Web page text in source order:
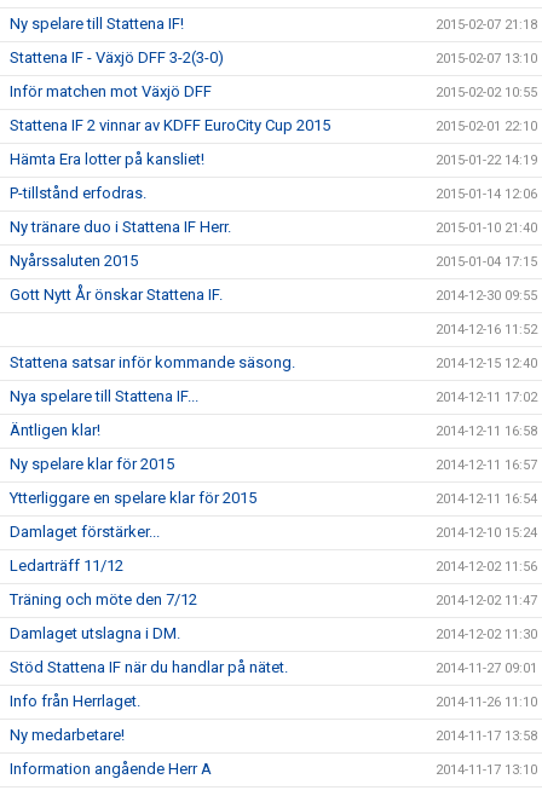
Ny spelare till Stattena IF! 2015-02-07 21:18
Stattena IF - Växjö DFF 3-2(3-0) 2015-02-07 13:10
Inför matchen mot Växjö DFF 2015-02-02 10:55
Stattena IF 2 vinnar av KDFF EuroCity Cup 2015 2015-02-01 22:10
Hämta Era lotter på kansliet! 2015-01-22 14:19
P-tillstånd erfodras. 2015-01-14 12:06
Ny tränare duo i Stattena IF Herr. 2015-01-10 21:40
Nyårssaluten 2015 2015-01-04 17:15
Gott Nytt År önskar Stattena IF. 2014-12-30 09:55
2014-12-16 11:52
Stattena satsar inför kommande säsong. 2014-12-15 12:40
Nya spelare till Stattena IF... 2014-12-11 17:02
Äntligen klar! 2014-12-11 16:58
Ny spelare klar för 2015 2014-12-11 16:57
Ytterliggare en spelare klar för 2015 2014-12-11 16:54
Damlaget förstärker... 2014-12-10 15:24
Ledarträff 11/12 2014-12-02 11:56
Träning och möte den 7/12 2014-12-02 11:47
Damlaget utslagna i DM. 2014-12-02 11:30
Stöd Stattena IF när du handlar på nätet. 2014-11-27 09:01
Info från Herrlaget. 2014-11-26 11:10
Ny medarbetare! 2014-11-17 13:58
Information angående Herr A 2014-11-17 13:10